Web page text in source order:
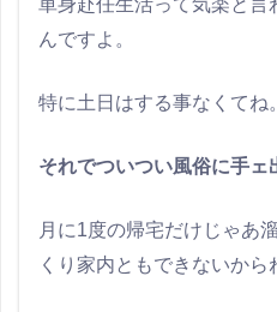
単身赴任生活って気楽と言
んですよ。
特に土日はする事なくてね。
それでついつい風俗に手ェ
月に1度の帰宅だけじゃあ
くり家内ともできないから